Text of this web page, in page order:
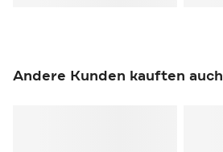
Andere Kunden kauften auch